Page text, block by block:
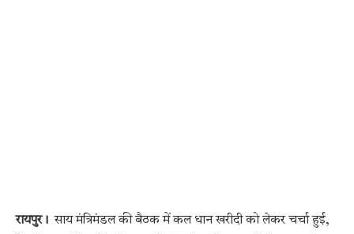
रायपुर। साय मंत्रिमंडल की बैठक में कल धान खरीदी को लेकर चर्चा हुई,